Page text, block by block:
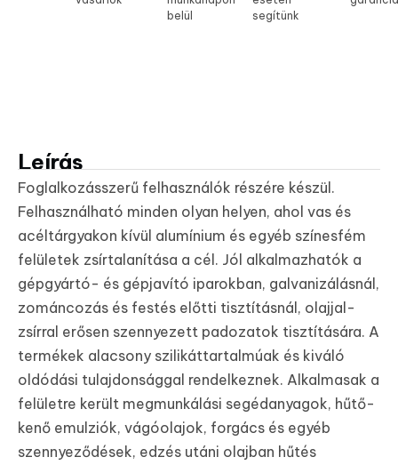
belül
segítünk
Leírás
Foglalkozásszerű felhasználók részére készül.
Felhasználható minden olyan helyen, ahol vas és
acéltárgyakon kívül alumínium és egyéb színesfém
felületek zsírtalanítása a cél. Jól alkalmazhatók a
gépgyártó- és gépjavító iparokban, galvanizálásnál,
zománcozás és festés előtti tisztításnál, olajjal-
zsírral erősen szennyezett padozatok tisztítására. A
termékek alacsony szilikáttartalmúak és kiváló
oldódási tulajdonsággal rendelkeznek. Alkalmasak a
felületre került megmunkálási segédanyagok, hűtő-
kenő emulziók, vágóolajok, forgács és egyéb
szennyeződések, edzés utáni olajban hűtés